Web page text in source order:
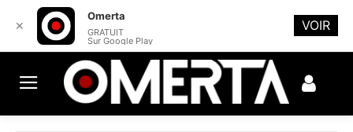
✕
Omerta
GRATUIT
Sur Google Play
VOIR